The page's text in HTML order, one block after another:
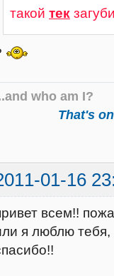
такой тек
who am I?
That's
01-16
всем!!
я люблю тебя,